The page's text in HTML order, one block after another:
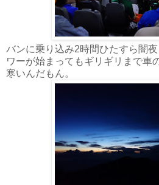
バンに乗り込み2時間ひたすら闇
ワーが始まってもギリギリまで車
寒いんだもん。